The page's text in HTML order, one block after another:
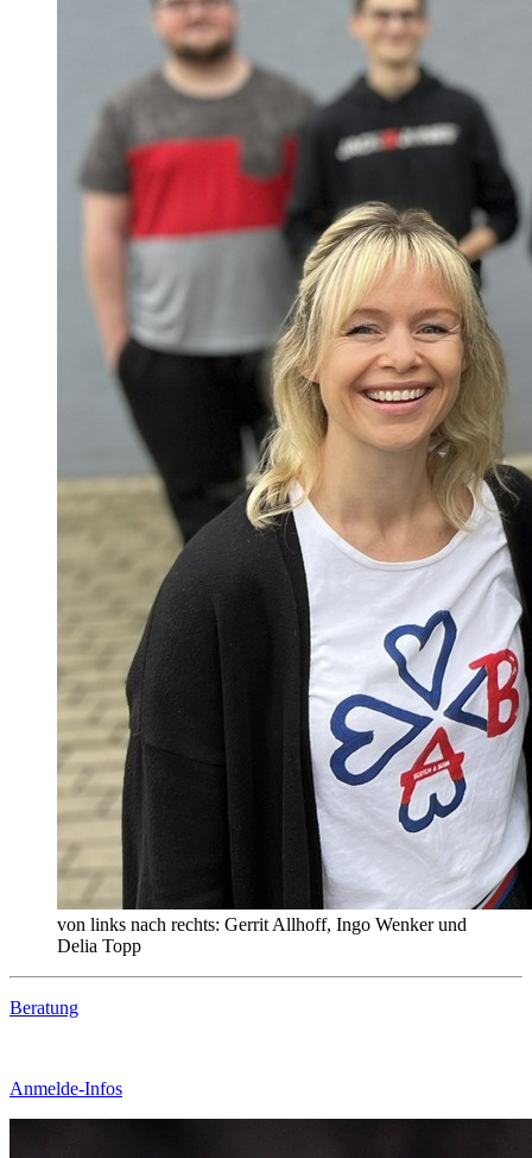
von links nach rechts: Gerrit Allhoff, Ingo Wenker und
Delia Topp
Beratung
Anmelde-Infos